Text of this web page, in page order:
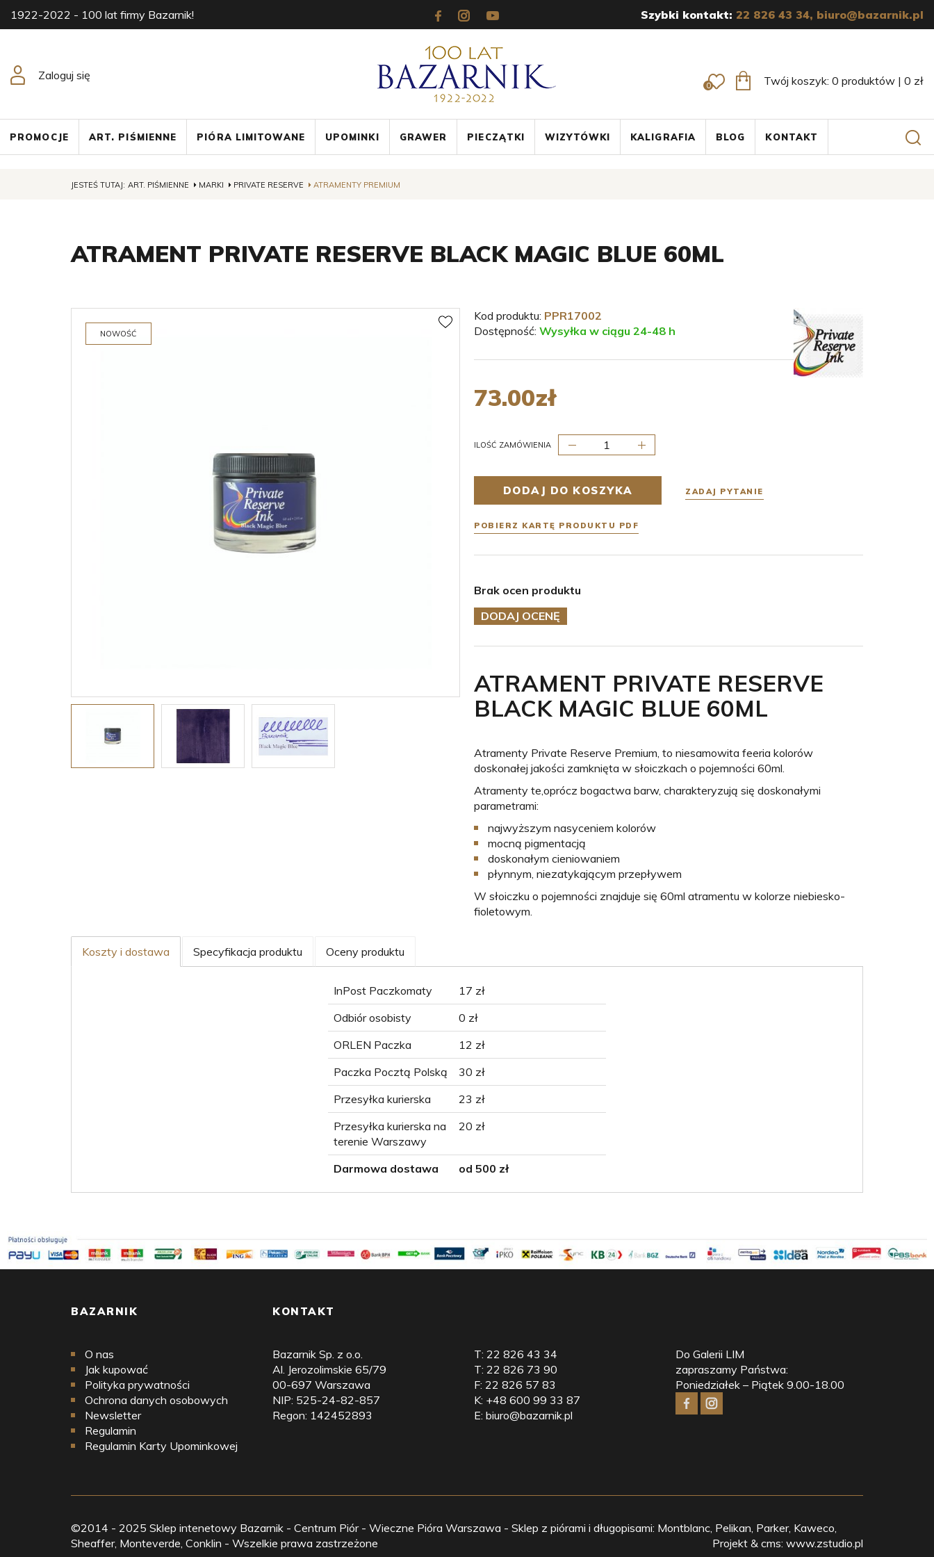
1922-2022 - 100 lat firmy Bazarnik! Szybki kontakt: 22 826 43 34, biuro@bazarnik.pl
Zaloguj się
0 Twój koszyk: 0 produktów | 0 zł
PROMOCJE ART. PIŚMIENNE PIÓRA LIMITOWANE UPOMINKI GRAWER PIECZĄTKI WIZYTÓWKI KALIGRAFIA BLOG KONTAKT
JESTEŚ TUTAJ: ART. PIŚMIENNE MARKI PRIVATE RESERVE ATRAMENTY PREMIUM
ATRAMENT PRIVATE RESERVE BLACK MAGIC BLUE 60ML
Kod produktu: PPR17002
Dostępność: Wysyłka w ciągu 24-48 h
73.00zł
ILOŚĆ ZAMÓWIENIA
DODAJ DO KOSZYKA ZADAJ PYTANIE
POBIERZ KARTĘ PRODUKTU PDF
Brak ocen produktu
DODAJ OCENĘ
ATRAMENT PRIVATE RESERVE
BLACK MAGIC BLUE 60ML ​
Atramenty Private Reserve Premium, to niesamowita feeria kolorów
doskonałej jakości zamknięta w słoiczkach o pojemności 60ml.
Atramenty te,oprócz bogactwa barw, charakteryzują się doskonałymi
parametrami:
najwyższym nasyceniem kolorów
mocną pigmentacją
doskonałym cieniowaniem
płynnym, niezatykającym przepływem
W słoiczku o pojemności znajduje się 60ml atramentu w kolorze niebiesko-
fioletowym.
Koszty i dostawa Specyfikacja produktu Oceny produktu
InPost Paczkomaty
17 zł
Odbiór osobisty
0 zł
ORLEN Paczka
12 zł
Paczka Pocztą Polską
30 zł
Przesyłka kurierska
23 zł
Przesyłka kurierska na
terenie Warszawy
20 zł
Darmowa dostawa od 500 zł
BAZARNIK
O nas
Jak kupować
Polityka prywatności
Ochrona danych osobowych
Newsletter
Regulamin
Regulamin Karty Upominkowej
KONTAKT
Bazarnik Sp. z o.o.
Al. Jerozolimskie 65/79
00-697 Warszawa
NIP: 525-24-82-857
Regon: 142452893
T: 22 826 43 34
T: 22 826 73 90
F: 22 826 57 83
K: +48 600 99 33 87
E: biuro@bazarnik.pl
Do Galerii LIM
zapraszamy Państwa:
Poniedziałek – Piątek 9.00-18.00
©2014 - 2025 Sklep intenetowy Bazarnik - Centrum Piór - Wieczne Pióra Warszawa - Sklep z piórami i długopisami: Montblanc, Pelikan, Parker, Kaweco,
Sheaffer, Monteverde, Conklin - Wszelkie prawa zastrzeżone
Projekt & cms: www.zstudio.pl